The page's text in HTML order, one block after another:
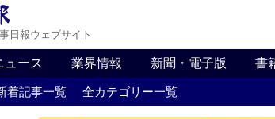
日報ウェブサイト
ュース 業界情報 新聞・電子版 書
着記事一覧 全カテゴリー一覧